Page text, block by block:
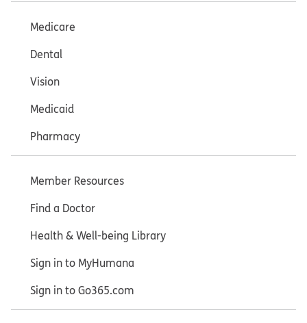
Medicare
Dental
Vision
Medicaid
Pharmacy
Member Resources
Find a Doctor
Health & Well-being Library
Sign in to MyHumana
Sign in to Go365.com